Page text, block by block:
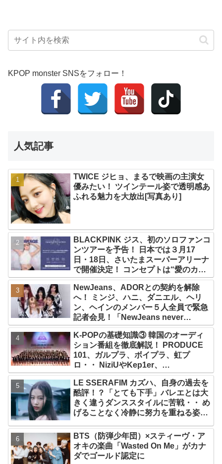
KPOP monster SNSをフォロー！
人気記事
TWICE ジヒョ、まるで映画の主演女
優みたい！ ツインテール姿で透明感あ
ふれる魅力を大放出[写真あり]
BLACKPINK ジス、初のソロファンコ
ンツアーを予告！ 日本では３月17
日・18日、さいたまスーパーアリーナ
で開催決定！ コンセプトは“愛のカケ
ラ”！？ 14日には新アルバム
『AMORTAGE』もリリース
NewJeans、ADORとの契約を解除
へ！ ミンジ、ハニ、ダニエル、ヘリ
ン、ヘインのメンバー５人全員で緊急
記者会見！「NewJeans never
dies!」と微笑みの宣言！ ADOR側、
2029年まで契約有効と主張
K-POPの基礎知識③ 韓国のオーディ
ション番組を徹底解説！ PRODUCE
101、ガルプラ、ボイプラ、虹プ
ロ・・ NiziUやKep1er、
ZEROBASEONEら人気グループが
続々と誕生！ JO1やINI、ME:Iを生ん
だ日プまで一挙紹介
LE SSERAFIM カズハ、自身の過去を
酷評！？「とても下手」バレエとは大
きく違うダンススタイルに苦戦・・ め
げることなく冷静に努力を重ねる姿に
BTS（防弾少年団）×スティーヴ・ア
オキの楽曲「Wasted On Me」がカナ
ダでゴールド認定に